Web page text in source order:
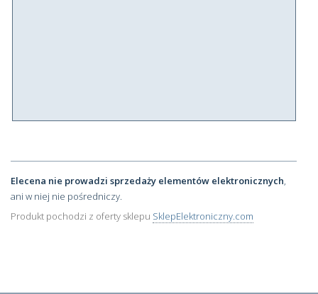
Elecena nie prowadzi sprzedaży elementów elektronicznych
ani w niej nie pośredniczy.
Produkt pochodzi z oferty sklepu SklepElektroniczny.com